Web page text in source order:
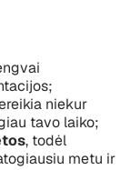
niekur
tavo laiko;
, todėl
metu ir